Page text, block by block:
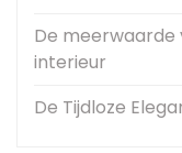
De
interieur
De Tijdloze